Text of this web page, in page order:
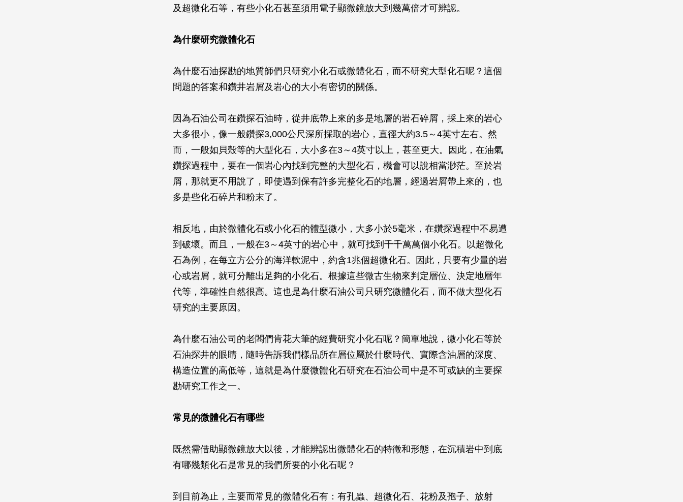
及超微化石等，有些小化石甚至須用電子顯微鏡放大到幾萬倍才可辨認。
為什麼研究微體化石
為什麼石油探勘的地質師們只研究小化石或微體化石，而不研究大型化石呢？這個
問題的答案和鑽井岩屑及岩心的大小有密切的關係。
因為石油公司在鑽探石油時，從井底帶上來的多是地層的岩石碎屑，採上來的岩心
大多很小，像一般鑽探3,000公尺深所採取的岩心，直徑大約3.5～4英寸左右。然
而，一般如貝殼等的大型化石，大小多在3～4英寸以上，甚至更大。因此，在油氣
鑽探過程中，要在一個岩心內找到完整的大型化石，機會可以說相當渺茫。至於岩
屑，那就更不用說了，即使遇到保有許多完整化石的地層，經過岩屑帶上來的，也
多是些化石碎片和粉末了。
相反地，由於微體化石或小化石的體型微小，大多小於5毫米，在鑽探過程中不易遭
到破壞。而且，一般在3～4英寸的岩心中，就可找到千千萬萬個小化石。以超微化
石為例，在每立方公分的海洋軟泥中，約含1兆個超微化石。因此，只要有少量的岩
心或岩屑，就可分離出足夠的小化石。根據這些微古生物來判定層位、決定地層年
代等，準確性自然很高。這也是為什麼石油公司只研究微體化石，而不做大型化石
研究的主要原因。
為什麼石油公司的老闆們肯花大筆的經費研究小化石呢？簡單地說，微小化石等於
石油探井的眼睛，隨時告訴我們樣品所在層位屬於什麼時代、實際含油層的深度、
構造位置的高低等，這就是為什麼微體化石研究在石油公司中是不可或缺的主要探
勘研究工作之一。
常見的微體化石有哪些
既然需借助顯微鏡放大以後，才能辨認出微體化石的特徵和形態，在沉積岩中到底
有哪幾類化石是常見的我們所要的小化石呢？
到目前為止，主要而常見的微體化石有：有孔蟲、超微化石、花粉及孢子、放射